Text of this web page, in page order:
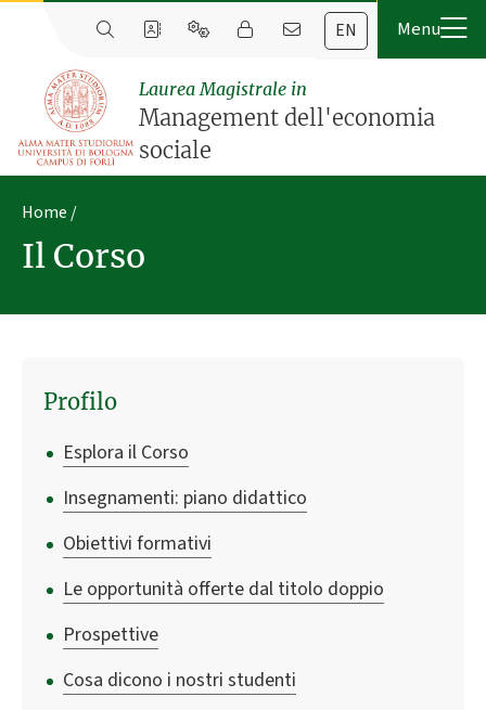
EN
Laurea Magistrale in
Management dell'economia
sociale
Home
Il Corso
Profilo
Esplora il Corso
Insegnamenti: piano didattico
Obiettivi formativi
Le opportunità offerte dal titolo doppio
Prospettive
Cosa dicono i nostri studenti